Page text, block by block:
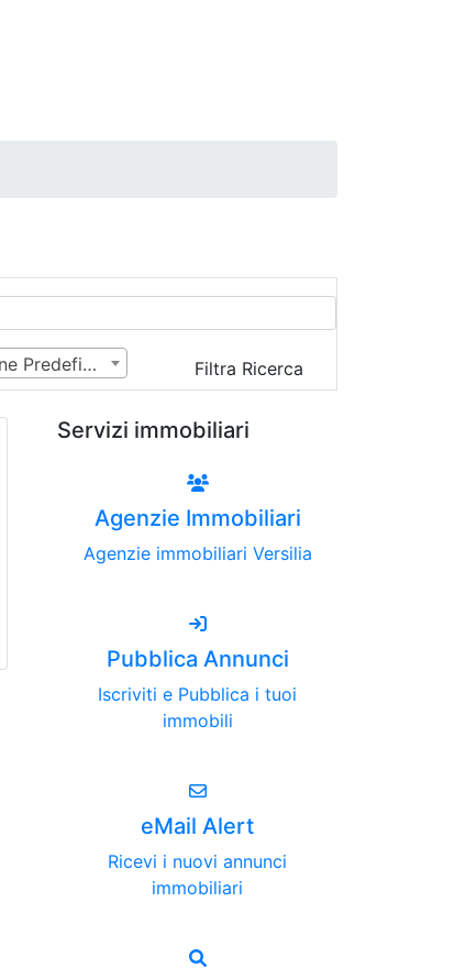
Ordine Predefinito Filtra Ricerca
Servizi immobiliari
Agenzie Immobiliari
Agenzie immobiliari Versilia
Pubblica Annunci
Iscriviti e Pubblica i tuoi
immobili
eMail Alert
Ricevi i nuovi annunci
immobiliari